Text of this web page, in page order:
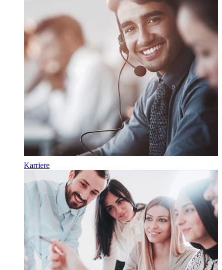
Karriere